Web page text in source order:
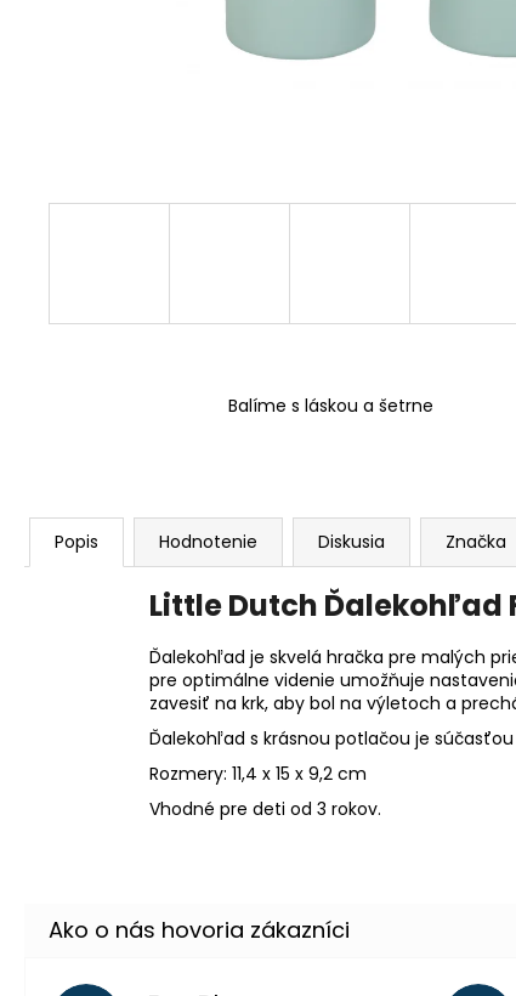
Balíme s láskou a šetrne
Popis Hodnotenie Diskusia Značka
Little Dutch Ďalekohľad
Ďalekohľad je skvelá hračka pre malých
pre optimálne videnie umožňuje
zavesiť na krk, aby bol na výletoch a
Ďalekohľad s krásnou potlačou je
Rozmery: 11,4 x 15 x 9,2 cm
Vhodné pre deti od 3 rokov.